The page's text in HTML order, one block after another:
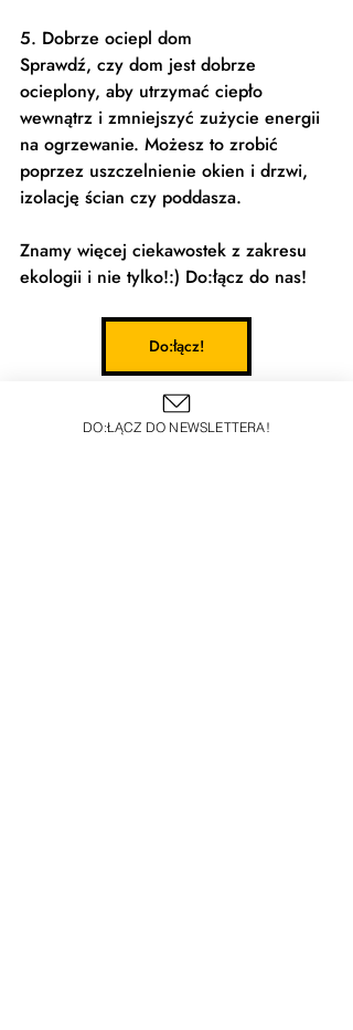
5. Dobrze ociepl dom
Sprawdź, czy dom jest dobrze
ocieplony, aby utrzymać ciepło
wewnątrz i zmniejszyć zużycie energii
na ogrzewanie. Możesz to zrobić
poprzez uszczelnienie okien i drzwi,
izolację ścian czy poddasza.
Znamy więcej ciekawostek z zakresu
ekologii i nie tylko!:) Do:łącz do nas!
Do:łącz!
DO:ŁĄCZ DO NEWSLETTERA!